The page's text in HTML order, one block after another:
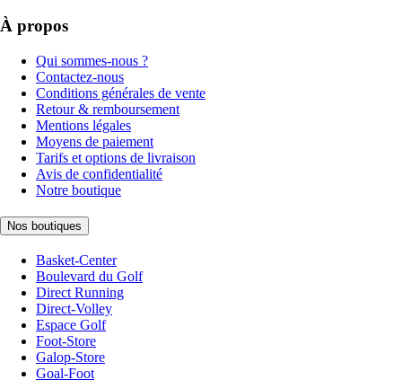
À propos
Qui sommes-nous ?
Contactez-nous
Conditions générales de vente
Retour & remboursement
Mentions légales
Moyens de paiement
Tarifs et options de livraison
Avis de confidentialité
Notre boutique
Nos boutiques
Basket-Center
Boulevard du Golf
Direct Running
Direct-Volley
Espace Golf
Foot-Store
Galop-Store
Goal-Foot